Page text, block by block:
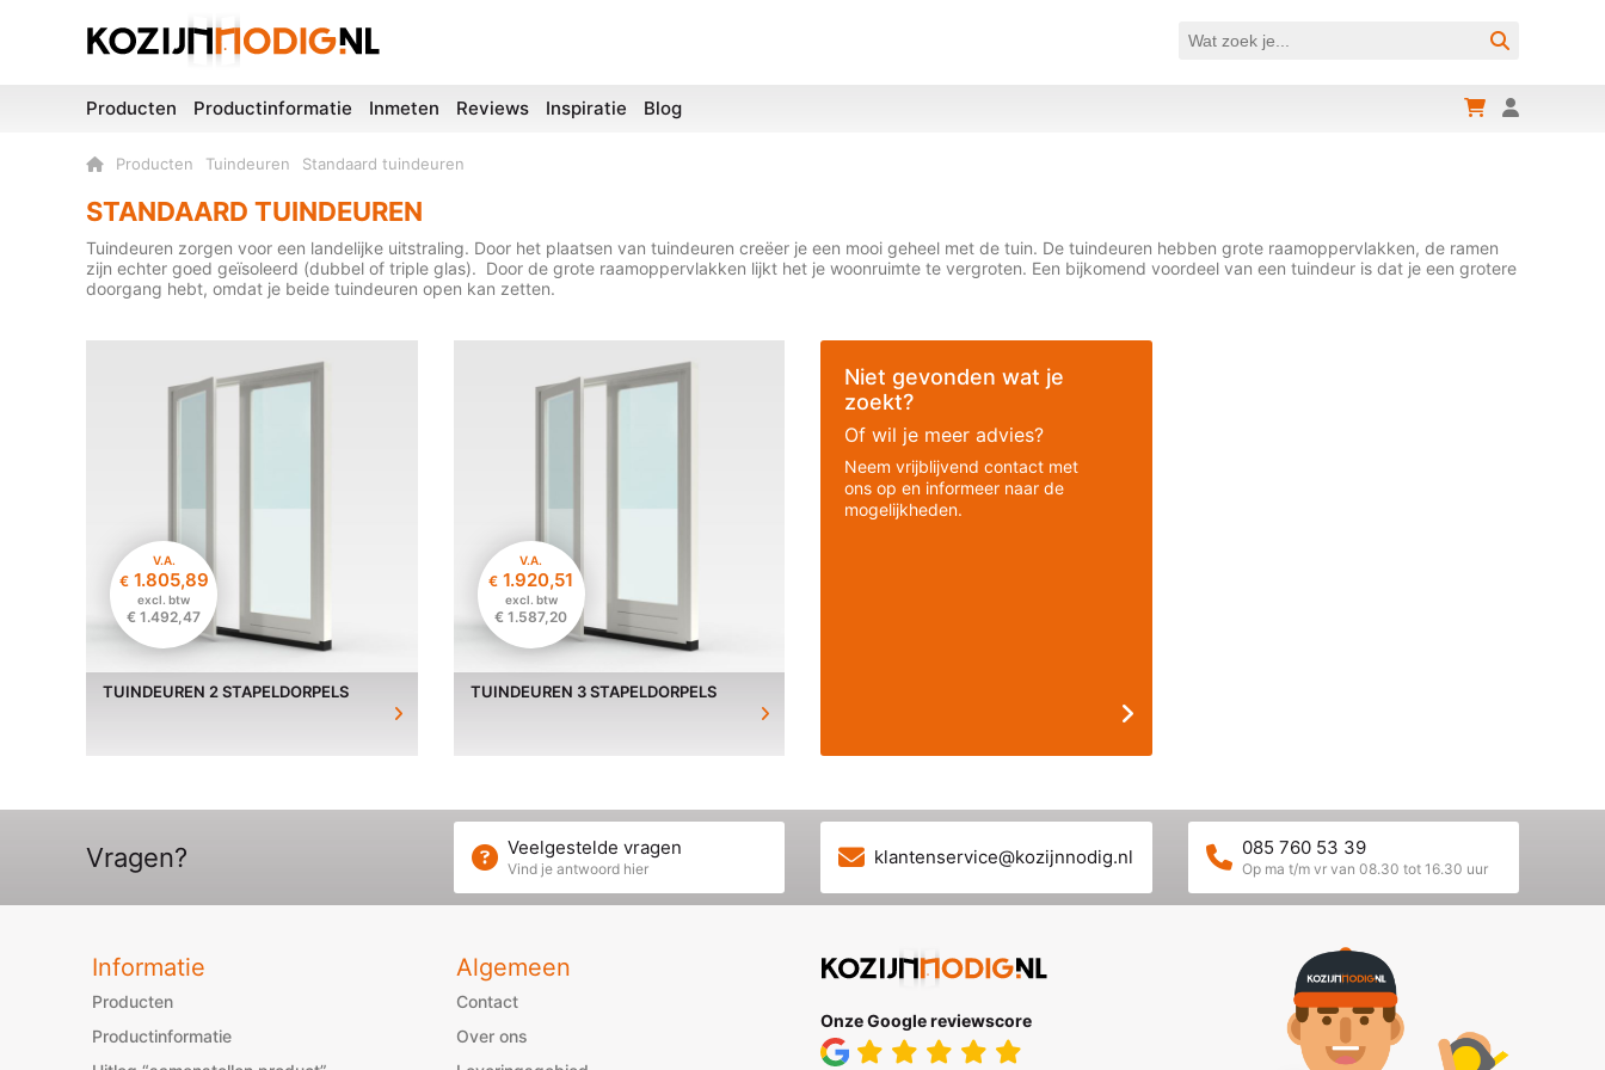
Producten Productinformatie Inmeten Reviews Inspiratie Blog
Producten Tuindeuren Standaard tuindeuren
STANDAARD TUINDEUREN
Tuindeuren zorgen voor een landelijke uitstraling. Door het plaatsen van tuindeuren creëer je een mooi geheel met de tuin. De tuindeuren hebben grote raamoppervlakken, de ramen
zijn echter goed geïsoleerd (dubbel of triple glas). Door de grote raamoppervlakken lijkt het je woonruimte te vergroten. Een bijkomend voordeel van een tuindeur is dat je een grotere
doorgang hebt, omdat je beide tuindeuren open kan zetten.
V.A.
€1.805,89
excl. btw
€ 1.492,47
TUINDEUREN 2 STAPELDORPELS
V.A.
€ 1.920,51
excl. btw
€ 1.587,20
TUINDEUREN 3 STAPELDORPELS
Niet gevonden wat je
zoekt?
Of wil je meer advies?
Neem vrijblijvend contact met
ons op en informeer naar de
mogelijkheden.
Vragen? Veelgestelde vragen
Vind je antwoord hier
klantenservice@kozijnnodig.nl 085 760 53 39
Op ma t/m vr van 08.30 tot 16.30 uur
Informatie
Producten
Productinformatie
Algemeen
Contact
Over ons
Onze Google reviewscore